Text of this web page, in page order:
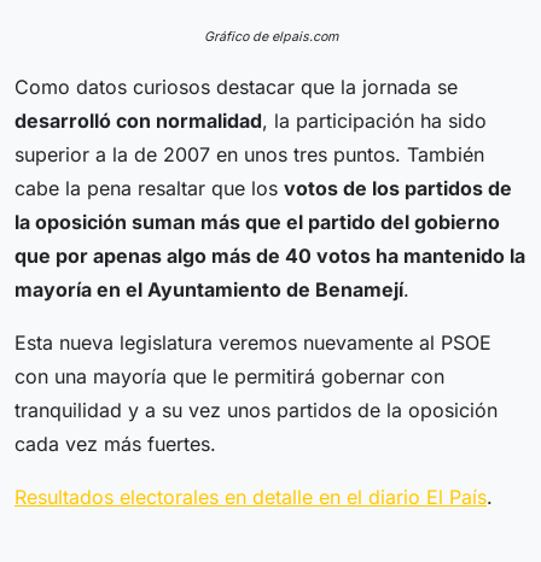
Gráfico de elpais.com
Como datos curiosos destacar que la jornada se
desarrolló con normalidad, la participación ha sido
superior a la de 2007 en unos tres puntos. También
cabe la pena resaltar que los votos de los partidos de
la oposición suman más que el partido del gobierno
que por apenas algo más de 40 votos ha mantenido la
mayoría en el Ayuntamiento de Benamejí.
Esta nueva legislatura veremos nuevamente al PSOE
con una mayoría que le permitirá gobernar con
tranquilidad y a su vez unos partidos de la oposición
cada vez más fuertes.
Resultados electorales en detalle en el diario El País.